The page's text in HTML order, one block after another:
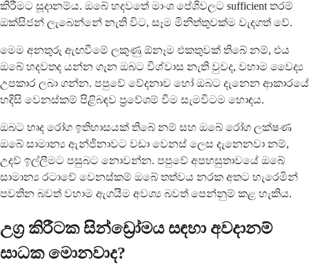
කිරීමට සූදානම්ය. ඔබේ හදවතේ මාංශ පේශිවලට sufficient තරම්
ඔක්සිජන් ලැබෙන්නේ නැති විට, සෑම මිනිත්තුවක්ම වැදගත් වේ.
මෙම අනතුරු ඇඟවීමේ ලකුණු ඕනෑම එකතුවක් තිබේ නම්, එය
ඔබේ හදවතද යන්න ගැන ඔබට විශ්වාස නැති වුවද, වහාම වෛද්‍ය
උපකාර ලබා ගන්න. පපුවේ වේදනාව හෝ ඔබට දැනෙන ආකාරයේ
හදිසි වෙනස්කම් පිළිබඳව ප්‍රවේශම් වීම සැමවිටම හොඳය.
ඔබට හෘද රෝග ඉතිහාසයක් තිබේ නම් සහ ඔබේ රෝග ලක්ෂණ
ඔබේ සාමාන්‍ය ඇන්ජිනාවට වඩා වෙනස් ලෙස දැනෙනවා නම්,
උදව් ඉල්ලීමට පසුබට නොවන්න. පපුවේ අපහසුතාවයේ ඔබේ
සාමාන්‍ය රටාවේ වෙනස්කම් ඔබේ තත්වය නරක අතට හැරෙමින්
පවතින බවත් වහාම ඇගයීම අවශ්‍ය බවත් පෙන්නුම් කළ හැකිය.
උග්‍ර කිරීටක සින්ඩ්‍රෝමය සඳහා අවදානම්
සාධක මොනවාද?